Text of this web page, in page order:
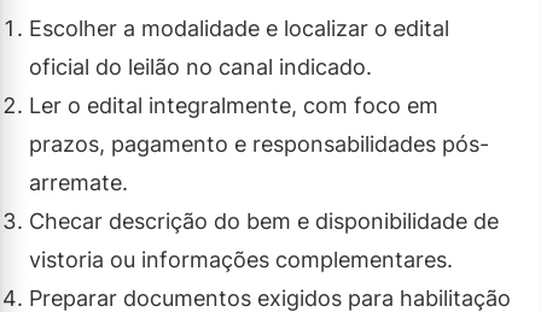
Escolher a modalidade e localizar o edital
oficial do leilão no canal indicado.
Ler o edital integralmente, com foco em
prazos, pagamento e responsabilidades pós-
arremate.
Checar descrição do bem e disponibilidade de
vistoria ou informações complementares.
Preparar documentos exigidos para habilitação